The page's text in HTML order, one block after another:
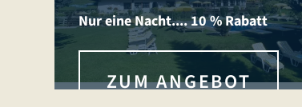
Nur eine Nacht.... 10 % Rabatt
ZUM ANGEBOT